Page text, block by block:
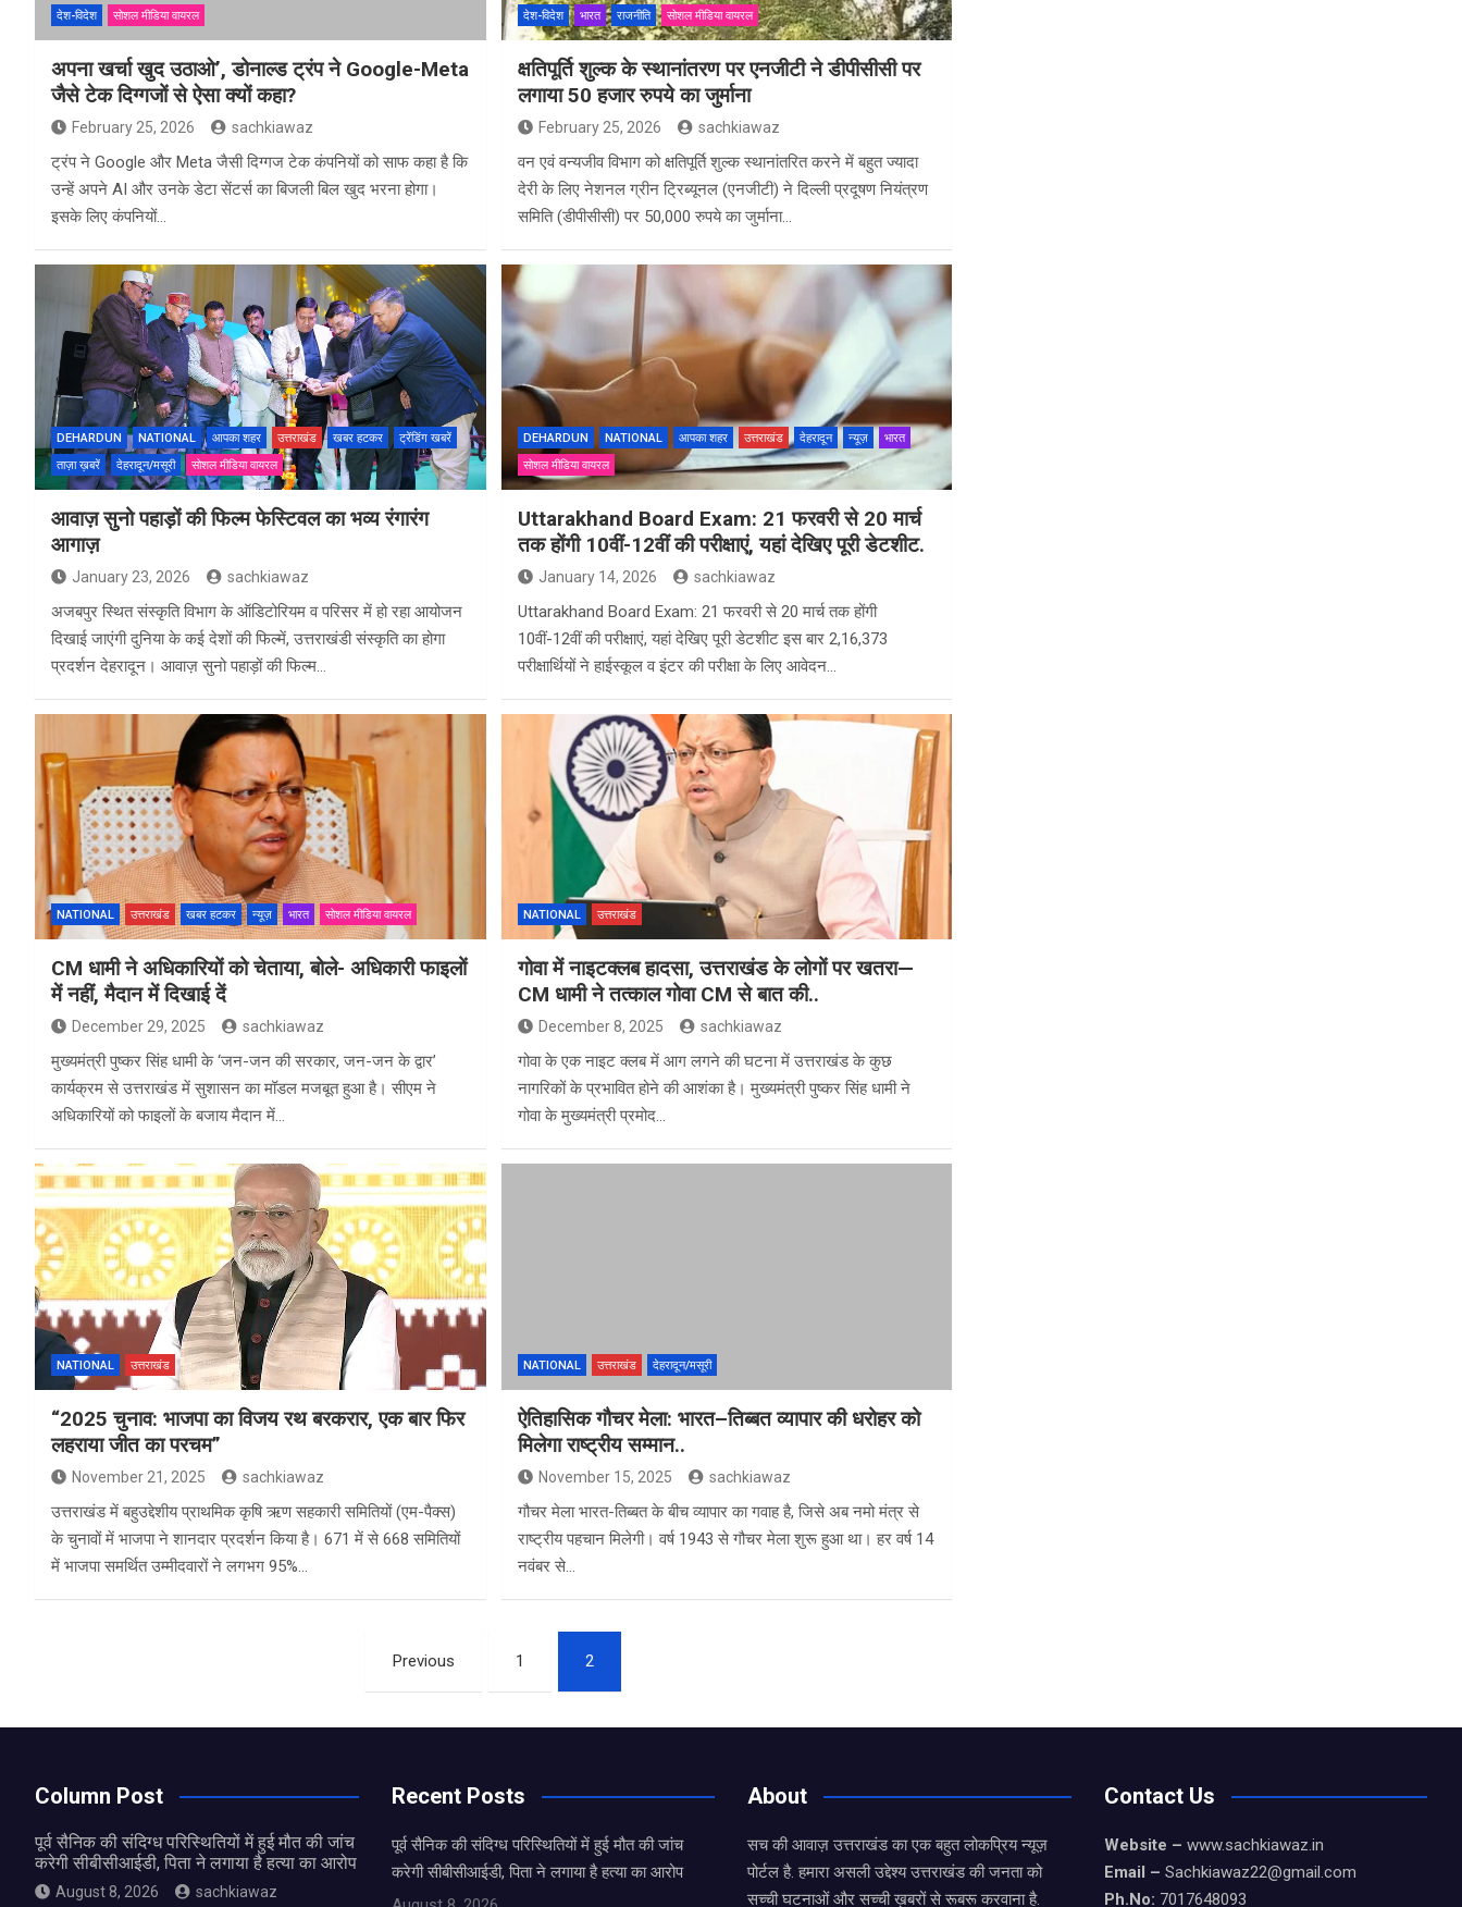
देश-विदेश
सोशल मीडिया वायरल
अपना खर्चा खुद उठाओ’, डोनाल्ड ट्रंप ने Google-Meta
जैसे टेक दिग्गजों से ऐसा क्यों कहा?
February 25, 2026 sachkiawaz
ट्रंप ने Google और Meta जैसी दिग्गज टेक कंपनियों को साफ कहा है कि
उन्हें अपने AI और उनके डेटा सेंटर्स का बिजली बिल खुद भरना होगा।
इसके लिए कंपनियों…
देश-विदेश
भारत राजनीति सोशल मीडिया वायरल
क्षतिपूर्ति शुल्क के स्थानांतरण पर एनजीटी ने डीपीसीसी पर
लगाया 50 हजार रुपये का जुर्माना
February 25, 2026 sachkiawaz
वन एवं वन्यजीव विभाग को क्षतिपूर्ति शुल्क स्थानांतरित करने में बहुत ज्यादा
देरी के लिए नेशनल ग्रीन ट्रिब्यूनल (एनजीटी) ने दिल्ली प्रदूषण नियंत्रण
समिति (डीपीसीसी) पर 50,000 रुपये का जुर्माना…
DEHARDUN NATIONAL आपका शहर उत्तराखंड खबर हटकर
ट्रेंडिंग खबरें
ताज़ा ख़बरें
देहरादून/मसूरी सोशल मीडिया वायरल
आवाज़ सुनो पहाड़ों की फिल्म फेस्टिवल का भव्य रंगारंग
आगाज़
January 23, 2026 sachkiawaz
अजबपुर स्थित संस्कृति विभाग के ऑडिटोरियम व परिसर में हो रहा आयोजन
दिखाई जाएंगी दुनिया के कई देशों की फिल्में, उत्तराखंडी संस्कृति का होगा
प्रदर्शन देहरादून। आवाज़ सुनो पहाड़ों की फिल्म…
DEHARDUN NATIONAL आपका शहर उत्तराखंड देहरादून न्यूज़
भारत
सोशल मीडिया वायरल
Uttarakhand Board Exam: 21 फरवरी से 20 मार्च
तक होंगी 10वीं-12वीं की परीक्षाएं, यहां देखिए पूरी डेटशीट.
January 14, 2026 sachkiawaz
Uttarakhand Board Exam: 21 फरवरी से 20 मार्च तक होंगी
10वीं-12वीं की परीक्षाएं, यहां देखिए पूरी डेटशीट इस बार 2,16,373
परीक्षार्थियों ने हाईस्कूल व इंटर की परीक्षा के लिए आवेदन…
NATIONAL उत्तराखंड खबर हटकर न्यूज़ भारत सोशल मीडिया वायरल
CM धामी ने अधिकारियों को चेताया, बोले- अधिकारी फाइलों
में नहीं, मैदान में दिखाई दें
December 29, 2025 sachkiawaz
मुख्यमंत्री पुष्कर सिंह धामी के ‘जन-जन की सरकार, जन-जन के द्वार’
कार्यक्रम से उत्तराखंड में सुशासन का मॉडल मजबूत हुआ है। सीएम ने
अधिकारियों को फाइलों के बजाय मैदान में…
NATIONAL उत्तराखंड
गोवा में नाइटक्लब हादसा, उत्तराखंड के लोगों पर खतरा—
CM धामी ने तत्काल गोवा CM से बात की..
December 8, 2025 sachkiawaz
गोवा के एक नाइट क्लब में आग लगने की घटना में उत्तराखंड के कुछ
नागरिकों के प्रभावित होने की आशंका है। मुख्यमंत्री पुष्कर सिंह धामी ने
गोवा के मुख्यमंत्री प्रमोद…
NATIONAL उत्तराखंड
“2025 चुनाव: भाजपा का विजय रथ बरकरार, एक बार फिर
लहराया जीत का परचम”
November 21, 2025 sachkiawaz
उत्तराखंड में बहुउद्देशीय प्राथमिक कृषि ऋण सहकारी समितियों (एम-पैक्स)
के चुनावों में भाजपा ने शानदार प्रदर्शन किया है। 671 में से 668 समितियों
में भाजपा समर्थित उम्मीदवारों ने लगभग 95%…
NATIONAL उत्तराखंड देहरादून/मसूरी
ऐतिहासिक गौचर मेला: भारत–तिब्बत व्यापार की धरोहर को
मिलेगा राष्ट्रीय सम्मान..
November 15, 2025 sachkiawaz
गौचर मेला भारत-तिब्बत के बीच व्यापार का गवाह है, जिसे अब नमो मंत्र से
राष्ट्रीय पहचान मिलेगी। वर्ष 1943 से गौचर मेला शुरू हुआ था। हर वर्ष 14
नवंबर से…
Previous 1 2
Column Post
पूर्व सैनिक की संदिग्ध परिस्थितियों में हुई मौत की जांच
करेगी सीबीसीआईडी, पिता ने लगाया है हत्या का आरोप
August 8, 2026 sachkiawaz
Recent Posts
पूर्व सैनिक की संदिग्ध परिस्थितियों में हुई मौत की जांच
करेगी सीबीसीआईडी, पिता ने लगाया है हत्या का आरोप
About
सच की आवाज़ उत्तराखंड का एक बहुत लोकप्रिय न्यूज़
पोर्टल है. हमारा असली उद्देश्य उत्तराखंड की जनता को
सच्ची घटनाओं और सच्ची ख़बरों से रूबरू करवाना है.
Contact Us
Website – www.sachkiawaz.in
Email – Sachkiawaz22@gmail.com
Ph.No: 7017648093